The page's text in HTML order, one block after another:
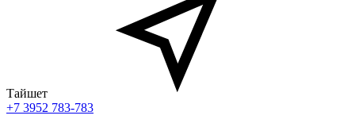
Тайшет
+7 3952 783-783